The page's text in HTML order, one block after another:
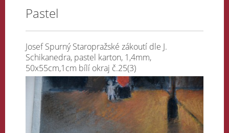
Pastel
Josef Spurný Staropražské zákoutí dle J.
Schikanedra, pastel karton, 1,4mm,
50x55cm,1cm bílí okraj č.25(3)